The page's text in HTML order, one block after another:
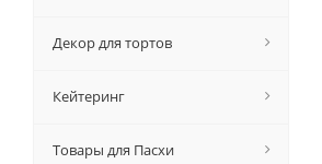
Декор для тортов
Кейтеринг
Товары для Пасхи